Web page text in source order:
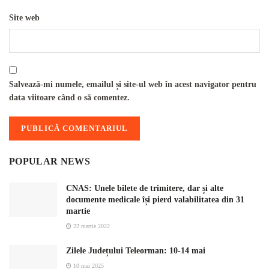
Site web
Salvează-mi numele, emailul și site-ul web în acest navigator pentru
data viitoare când o să comentez.
POPULAR NEWS
CNAS: Unele bilete de trimitere, dar și alte
documente medicale își pierd valabilitatea din 31
martie
22 martie 2022
Zilele Județului Teleorman: 10-14 mai
10 mai 2025